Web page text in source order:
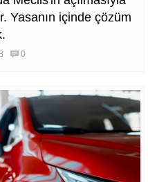
Yasanın içinde çözüm
0